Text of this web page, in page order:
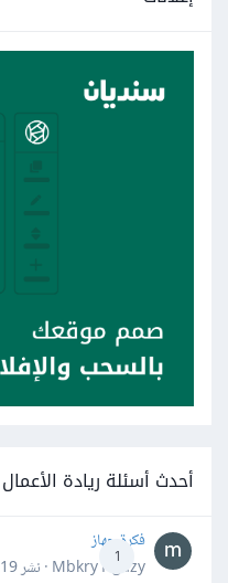
أحدث أسئلة ريادة الأعمال
1
فكرة جهاز
Mbkry Hgazy · نشر
19 أبريل